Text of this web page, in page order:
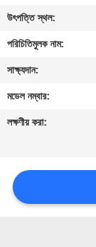
কারখানা
পরিদর্শন
গুণমান
নিয়ন্ত্রণ
সাথে
যোগাযোগ
উৎপত্তি স্থল:
পরিচিতিমুলক নাম:
সাক্ষ্যদান:
মডেল নম্বার:
লক্ষণীয় করা: